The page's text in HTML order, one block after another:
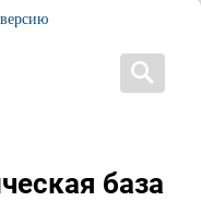
база